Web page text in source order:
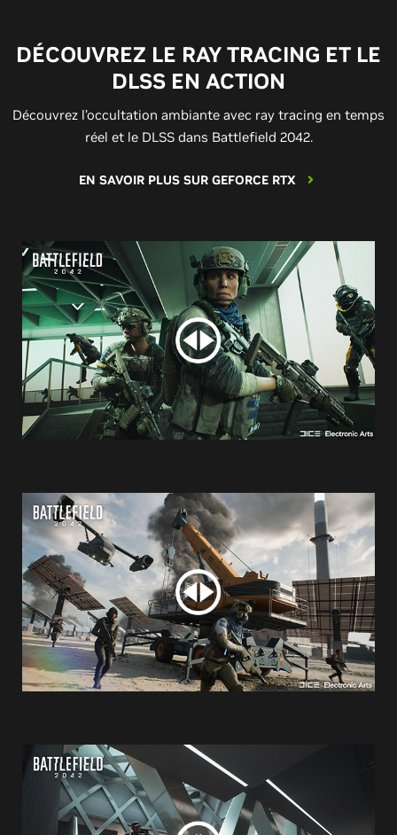
DÉCOUVREZ LE RAY TRACING ET LE
DLSS EN ACTION
Découvrez l’occultation ambiante avec ray tracing en temps
réel et le DLSS dans Battlefield 2042.
EN SAVOIR PLUS SUR GEFORCE RTX